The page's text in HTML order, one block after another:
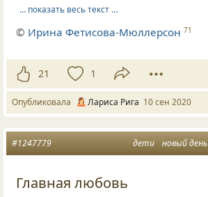
… показать весь текст …
© Ирина Фетисова-Мюллерсон 71
21 1
Опубликовала Лариса Рига 10 сен 2020
дети новый день
#1247779
Главная любовь